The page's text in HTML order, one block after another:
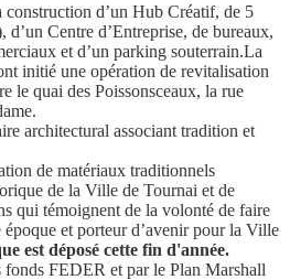
construction d’un Hub Créatif, de 5
Centre d’Entreprise, de bureaux,
et d’un parking souterrain.La
initié une opération de revitalisation
le quai des Poissonsceaux, la rue
architectural associant tradition et
de matériaux traditionnels
de la Ville de Tournai et de
qui témoignent de la volonté de faire
et porteur d’avenir pour la Ville
est déposé cette fin d'année.
fonds FEDER et par le Plan Marshall